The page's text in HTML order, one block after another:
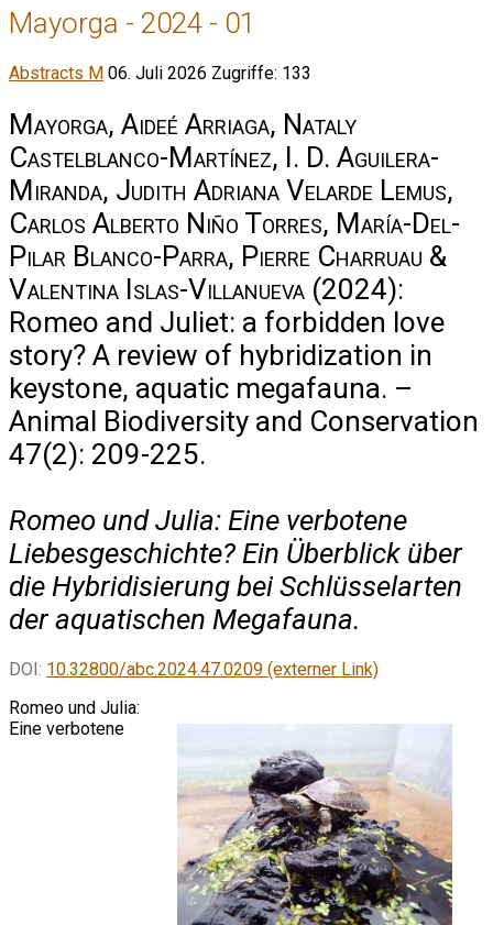
Mayorga - 2024 - 01
Abstracts M 06. Juli 2026 Zugriffe: 133
Mayorga, Aideé Arriaga, Nataly
Castelblanco-Martínez, I. D. Aguilera-
Miranda, Judith Adriana Velarde Lemus,
Carlos Alberto Niño Torres, María-Del-
Pilar Blanco-Parra, Pierre Charruau &
Valentina Islas-Villanueva (2024):
Romeo and Juliet: a forbidden love
story? A review of hybridization in
keystone, aquatic megafauna. –
Animal Biodiversity and Conservation
47(2): 209-225.
Romeo und Julia: Eine verbotene
Liebesgeschichte? Ein Überblick über
die Hybridisierung bei Schlüsselarten
der aquatischen Megafauna.
DOI: 10.32800/abc.2024.47.0209 (externer Link)
Romeo und Julia:
Eine verbotene